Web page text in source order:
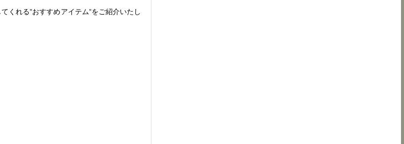
くれる”おすすめアイテム”をご紹介いたし